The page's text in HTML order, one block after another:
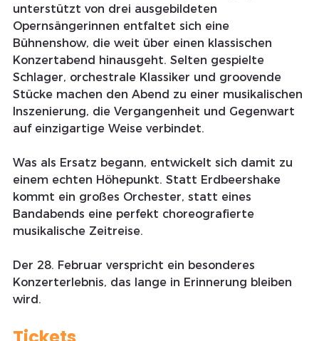
unterstützt von drei ausgebildeten
Opernsängerinnen entfaltet sich eine
Bühnenshow, die weit über einen klassischen
Konzertabend hinausgeht. Selten gespielte
Schlager, orchestrale Klassiker und groovende
Stücke machen den Abend zu einer musikalischen
Inszenierung, die Vergangenheit und Gegenwart
auf einzigartige Weise verbindet.
Was als Ersatz begann, entwickelt sich damit zu
einem echten Höhepunkt. Statt Erdbeershake
kommt ein großes Orchester, statt eines
Bandabends eine perfekt choreografierte
musikalische Zeitreise.
Der 28. Februar verspricht ein besonderes
Konzerterlebnis, das lange in Erinnerung bleiben
wird.